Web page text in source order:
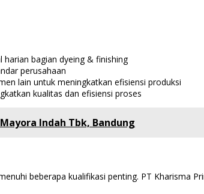
bagian dyeing & finishing
perusahaan
lain untuk meningkatkan efisiensi produksi
kualitas dan efisiensi proses
Indah Tbk, Bandung
beberapa kualifikasi penting. PT Kharisma